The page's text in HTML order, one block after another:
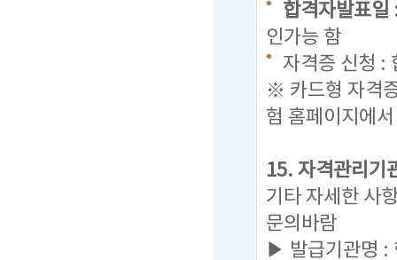
합격자발표
인가능 함
자격증 신청 :
※ 카드형 자격
험 홈페이지에
15. 자격관리기
기타 자세한 사
문의바람
▶ 발급기관명 :